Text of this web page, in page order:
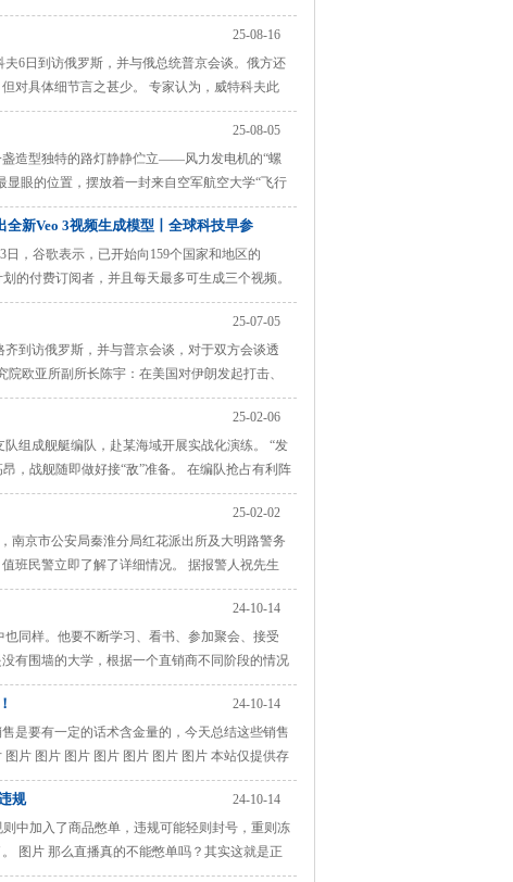
危野生动物案 2023年10月，根据群众报案，辽
嫌疑人10名，查获国家二级保护野生鸟类31只，
25-08-16
6日到访俄罗斯，并与俄总统普京会谈。俄方还
对具体细节言之甚少。 专家认为，威特科夫此
制裁风暴来临前的平静，尚待观察。 “默契点
兰短期内仍难实现停火。 双方“默契点赞” 这是
25-08-05
盏造型独特的路灯静静伫立——风力发电机的“螺
眼的位置，摆放着一封来自空军航空大学“飞行
这个村落沉寂的期盼，也映照着张浩文从红军
飞行员开着战机，太帅了。”张浩文的“蓝天
新Veo 3视频生成模型丨全球科技早参
25-07-07
日，谷歌表示，已开始向159个国家和地区的
的付费订阅者，并且每天最多可生成三个视频。
点评：谷歌推出Veo 3视频生成模型，限定付费订
25-07-05
到访俄罗斯，并与普京会谈，对于双方会谈透
欧亚所副所长陈宇：在美国对伊朗发起打击、
都很重要，也体现了俄罗斯对中东局势的关注。
支持，如谴责美国行动、帮助伊朗斡旋，原因有
25-02-06
组成舰艇编队，赴某海域开展实战化演练。 “发
，战舰随即做好接“敌”准备。 在编队抢占有利阵
展开反击。一时间，主炮齐射，密集的弹雨直扑
。此时，空中“敌机”又发起攻击。编队指挥员立
25-02-02
南京市公安局秦淮分局红花派出所及大明路警务
班民警立即了解了详细情况。 据报警人祝先生
了泡泡液。由于孩子年幼，祝先生非常担忧，连
转诊至更为专业的市儿童医院。面对医生的建
24-10-14
同样。他要不断学习、看书、参加聚会、接受
有围墙的大学，根据一个直销商不同阶段的情况
直销生意开始时，你的命运是由谁来决定的？ 很
由你自己选择的公司，是系统、咨询线决定了
24-10-14
是要有一定的话术含金量的，今天总结这些销售
片 图片 图片 图片 图片 图片 图片 本站仅提供存
规
24-10-14
中加入了商品憋单，违规可能轻则封号，重则冻
图片 那么直播真的不能憋单吗？其实这就是正
中，什么叫做虚假促销？核心就是未兑现，无法